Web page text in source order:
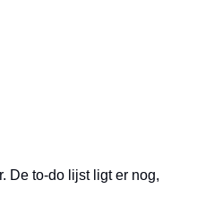
De to-do lijst ligt er nog,